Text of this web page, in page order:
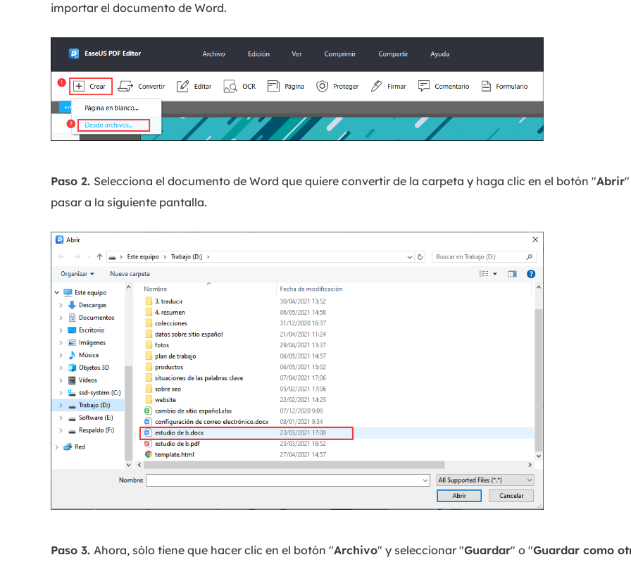
importar el documento de Word.
Paso 2. Selecciona el documento de Word que quiere convertir de la carpeta y haga clic en el botón "Abrir
pasar a la siguiente pantalla.
Paso 3. Ahora, sólo tiene que hacer clic en el botón "Archivo" y seleccionar "Guardar" o "Guardar como